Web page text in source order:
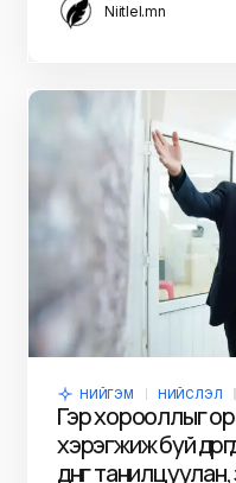
Niitlel.mn
НИЙГЭМ НИЙСЛЭЛ
Гэр хорооллыг
хэрэгжиж буй
дүнг